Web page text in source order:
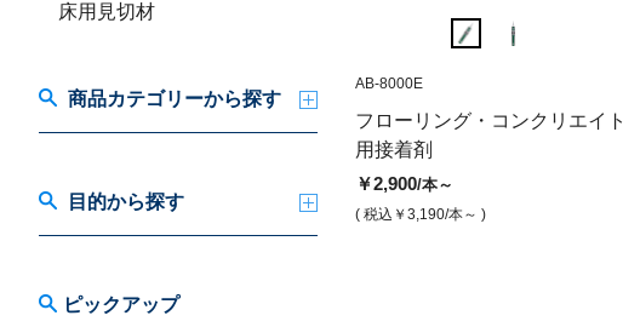
床用見切材
商品カテゴリーから探す
目的から探す
ピックアップ
AB-8000E
フローリング・コンクリエイト
( 税込￥3,190/本 )
AB-8000E
フローリング・コンクリエイト
用接着剤
￥2,900/本～
( 税込￥3,190/本～ )